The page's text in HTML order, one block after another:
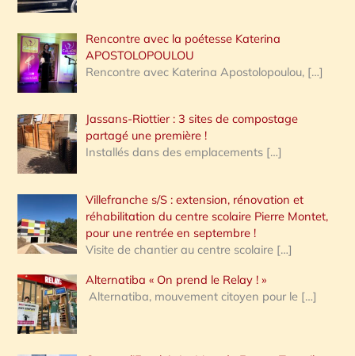
Rencontre avec la poétesse Katerina
APOSTOLOPOULOU
Rencontre avec Katerina Apostolopoulou, […]
Jassans-Riottier : 3 sites de compostage
partagé une première !
Installés dans des emplacements […]
Villefranche s/S : extension, rénovation et
réhabilitation du centre scolaire Pierre Montet,
pour une rentrée en septembre !
Visite de chantier au centre scolaire […]
Alternatiba « On prend le Relay ! »
Alternatiba, mouvement citoyen pour le […]